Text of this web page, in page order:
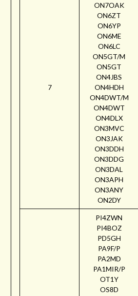
7
ON7OAK
ON6ZT
ON6YP
ON6ME
ON6LC
ON5GT/M
ON5GT
ON4JBS
ON4HDH
ON4DWT/M
ON4DWT
ON4DLX
ON3MVC
ON3JAK
ON3DDH
ON3DDG
ON3DAL
ON3APH
ON3ANY
ON2DY
PI4ZWN
PI4BOZ
PD5GH
PA9F/P
PA2MD
PA1MIR/P
OT1Y
OS8D